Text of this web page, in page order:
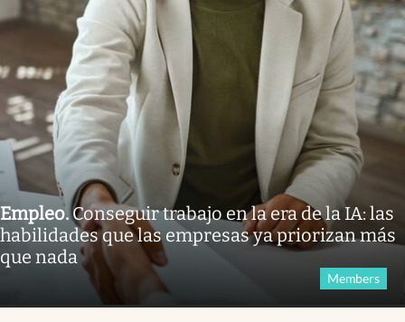
Empleo.Conseguir trabajo en la era de la IA: las
habilidades que las empresas ya priorizan más
que nada
Members